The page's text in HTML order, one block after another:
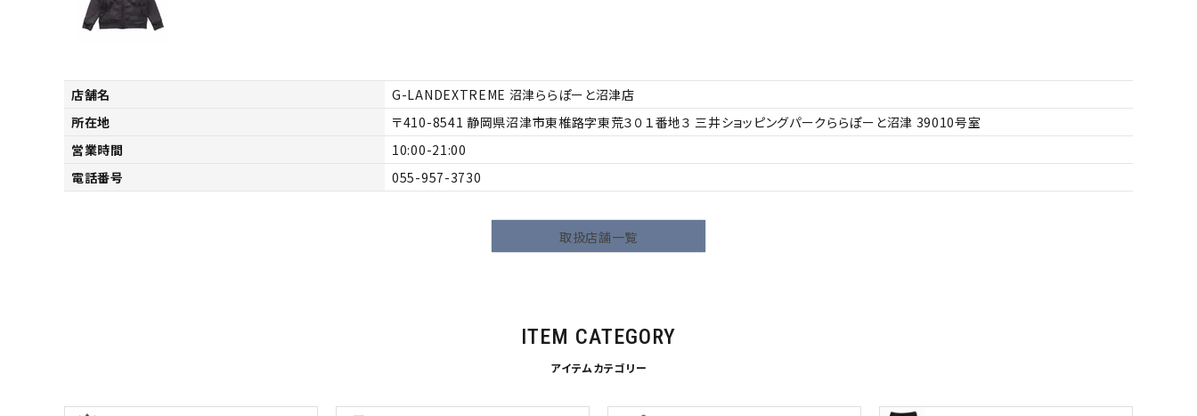
円
サイズ
店舗名
G-LANDEXTREME 沼津ららぽーと沼津店
所在地
410-8541 静岡県沼津市東椎路字東荒３０１番地３ 三井ショッピングパークららぽーと沼津 39010号室
営業時間
10:00-21:00
電話番号
055-957-3730
取扱店舗一覧
ITEM CATEGORY
アイテムカテゴリー